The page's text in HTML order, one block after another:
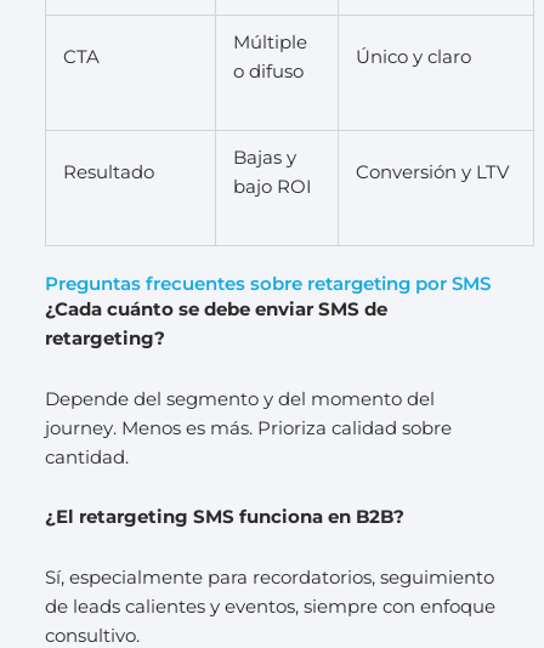
CTA
Múltiple
o difuso
Único y claro
Resultado
Bajas y
bajo ROI
Conversión y LTV
Preguntas frecuentes sobre retargeting por SMS
¿Cada cuánto se debe enviar SMS de
retargeting?
Depende del segmento y del momento del
journey. Menos es más. Prioriza calidad sobre
cantidad.
¿El retargeting SMS funciona en B2B?
Sí, especialmente para recordatorios, seguimiento
de leads calientes y eventos, siempre con enfoque
consultivo.